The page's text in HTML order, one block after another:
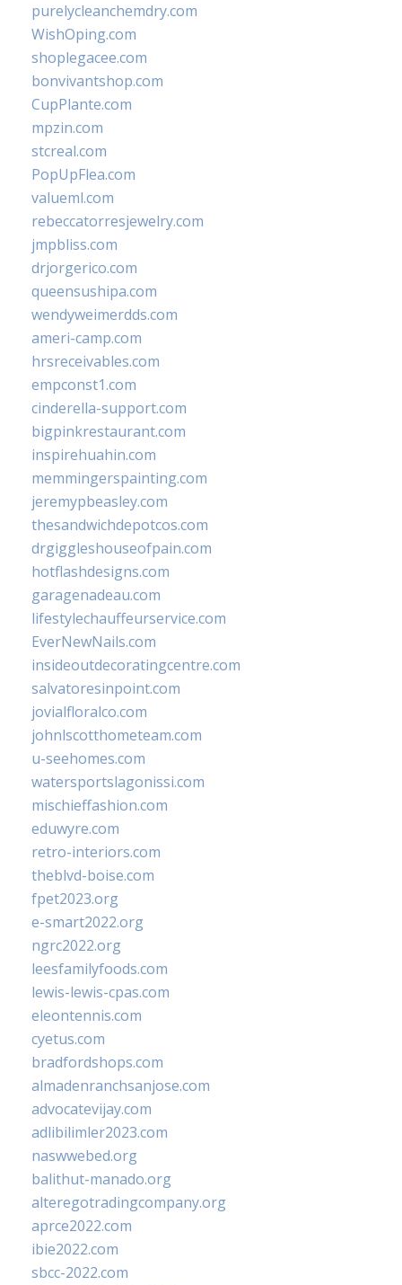
purelycleanchemdry.com
WishOping.com
shoplegacee.com
bonvivantshop.com
CupPlante.com
mpzin.com
stcreal.com
PopUpFlea.com
valueml.com
rebeccatorresjewelry.com
jmpbliss.com
drjorgerico.com
queensushipa.com
wendyweimerdds.com
ameri-camp.com
hrsreceivables.com
empconst1.com
cinderella-support.com
bigpinkrestaurant.com
inspirehuahin.com
memmingerspainting.com
jeremypbeasley.com
thesandwichdepotcos.com
drgiggleshouseofpain.com
hotflashdesigns.com
garagenadeau.com
lifestylechauffeurservice.com
EverNewNails.com
insideoutdecoratingcentre.com
salvatoresinpoint.com
jovialfloralco.com
johnlscotthometeam.com
u-seehomes.com
watersportslagonissi.com
mischieffashion.com
eduwyre.com
retro-interiors.com
theblvd-boise.com
fpet2023.org
e-smart2022.org
ngrc2022.org
leesfamilyfoods.com
lewis-lewis-cpas.com
eleontennis.com
cyetus.com
bradfordshops.com
almadenranchsanjose.com
advocatevijay.com
adlibilimler2023.com
naswwebed.org
balithut-manado.org
alteregotradingcompany.org
aprce2022.com
ibie2022.com
sbcc-2022.com